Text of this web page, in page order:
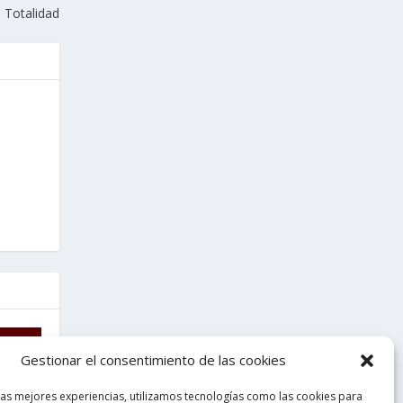
Gestionar el consentimiento de las cookies
mejores experiencias, utilizamos tecnologías como las cookies para
Totalidad